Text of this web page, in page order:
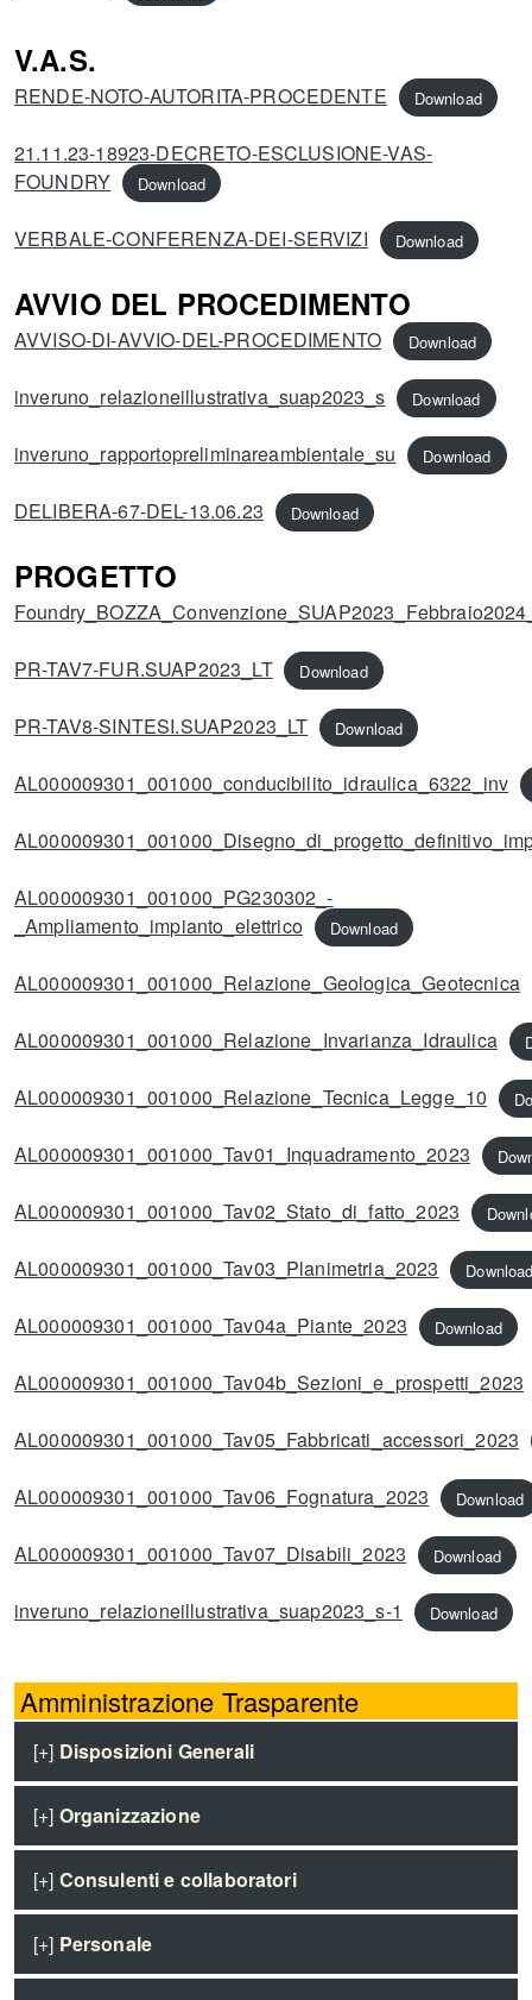
V.A.S.
RENDE-NOTO-AUTORITA-PROCEDENTE Download
21.11.23-18923-DECRETO-ESCLUSIONE-VAS-
FOUNDRY
Download
VERBALE-CONFERENZA-DEI-SERVIZI Download
AVVIO DEL PROCEDIMENTO
AVVISO-DI-AVVIO-DEL-PROCEDIMENTO Download
inveruno_relazioneillustrativa_suap2023_s Download
inveruno_rapportopreliminareambientale_su Download
DELIBERA-67-DEL-13.06.23 Download
PROGETTO
PR-TAV7-FUR.SUAP2023_LT Download
PR-TAV8-SINTESI.SUAP2023_LT Download
AL000009301_001000_conducibilito_idraulica_6322_inv
AL000009301_001000_PG230302_-
_Ampliamento_impianto_elettrico
Download
AL000009301_001000_Relazione_Geologica_Geotecnica
AL000009301_001000_Relazione_Invarianza_Idraulica
AL000009301_001000_Relazione_Tecnica_Legge_10
AL000009301_001000_Tav01_Inquadramento_2023
AL000009301_001000_Tav02_Stato_di_fatto_2023
AL000009301_001000_Tav03_Planimetria_2023
AL000009301_001000_Tav04a_Piante_2023 Download
AL000009301_001000_Tav04b_Sezioni_e_prospetti_2023
AL000009301_001000_Tav05_Fabbricati_accessori_2023
AL000009301_001000_Tav06_Fognatura_2023 Download
AL000009301_001000_Tav07_Disabili_2023 Download
inveruno_relazioneillustrativa_suap2023_s-1 Download
Amministrazione Trasparente
[+] Disposizioni Generali
[+] Organizzazione
[+] Consulenti e collaboratori
[+] Personale